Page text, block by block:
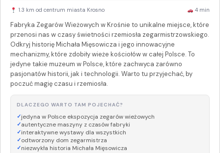
1.3 km od centrum miasta Krosno 4 min
Fabryka Zegarów Wieżowych w Krośnie to unikalne miejsce, które
przenosi nas w czasy świetności rzemiosła zegarmistrzowskiego.
Odkryj historię Michała Mięsowicza i jego innowacyjne
mechanizmy, które zdobiły wieże kościołów w całej Polsce. To
jedyne takie muzeum w Polsce, które zachwyca zarówno
pasjonatów historii, jak i technologii. Warto tu przyjechać, by
poczuć magię czasu i rzemiosła.
DLACZEGO WARTO TAM POJECHAĆ?
jedyna w Polsce ekspozycja zegarów wieżowych
autentyczne maszyny z czasów fabryki
interaktywne wystawy dla wszystkich
odtworzony dom zegarmistrza
niezwykła historia Michała Mięsowicza